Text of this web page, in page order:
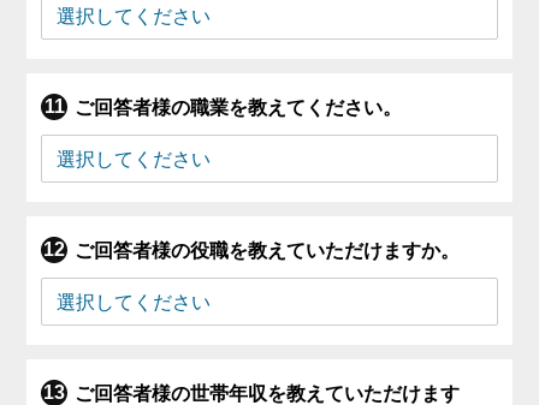
ご回答者様の職業を教えてください。
ご回答者様の役職を教えていただけますか。
ご回答者様の世帯年収を教えていただけます